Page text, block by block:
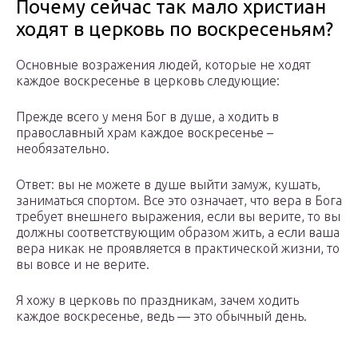
Почему сейчас так мало христиан
ходят в церковь по воскресеньям?
Основные возражения людей, которые не ходят
каждое воскресенье в церковь следующие:
Прежде всего у меня Бог в душе, а ходить в
православный храм каждое воскресенье –
необязательно.
Ответ: вы не можете в душе выйти замуж, кушать,
заниматься спортом. Все это означает, что вера в Бога
требует внешнего выражения, если вы верите, то вы
должны соответствующим образом жить, а если ваша
вера никак не проявляется в практической жизни, то
вы вовсе и не верите.
Я хожу в церковь по праздникам, зачем ходить
каждое воскресенье, ведь — это обычный день.